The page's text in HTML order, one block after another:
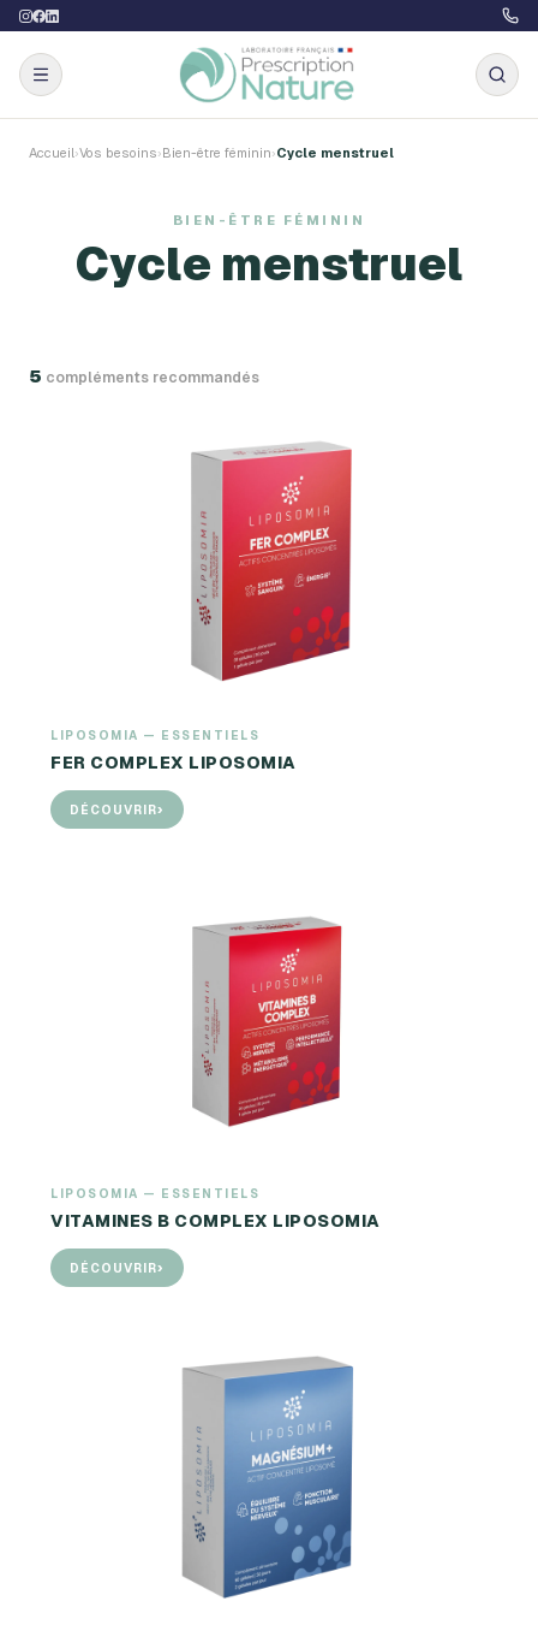
Accueil›Vos besoins›Bien-être féminin›Cycle menstruel
BIEN-ÊTRE FÉMININ
Cycle menstruel
5 compléments recommandés
LIPOSOMIA — ESSENTIELS
FER COMPLEX LIPOSOMIA
DÉCOUVRIR›
LIPOSOMIA — ESSENTIELS
VITAMINES B COMPLEX LIPOSOMIA
DÉCOUVRIR›